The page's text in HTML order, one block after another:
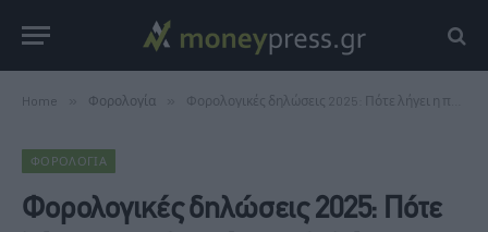
Home Φορολογία Φορολογικές δηλώσεις 2025: Πότε λήγει η προθεσμία υποβολής
ΦΟΡΟΛΟΓΊΑ
Φορολογικές δηλώσεις 2025: Πότε